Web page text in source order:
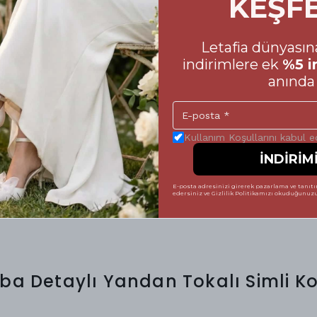
size eşlik eden ayakkabılarınızın
sürecinizde yanılma payını en aza
beden tablosuna mutlaka göz
hem ayakkabının formunu uzun süre
bir şıklık sergilemenize yardımcı olur.
vererek, Letafia kalitesini her adımda
Unutmayın; mükemmel bir
Detaylı Yandan Tokalı Simli
Letafia
indirimlere ek %5
Kullanım Koşullarını kabul
E-posta adresinizi girerek pazarlama ve
edersiniz ve Gizlilik Politikamızı